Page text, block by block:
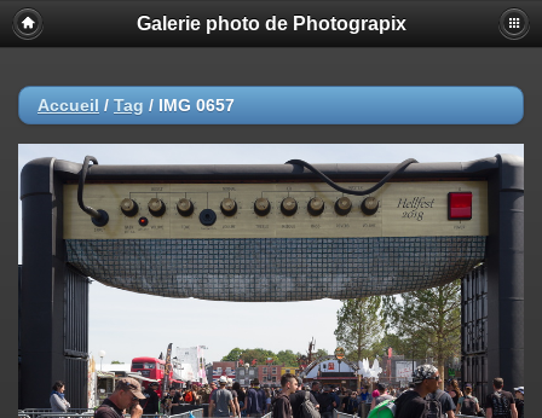
Galerie photo de Photograpix
Accueil / Tag / IMG 0657